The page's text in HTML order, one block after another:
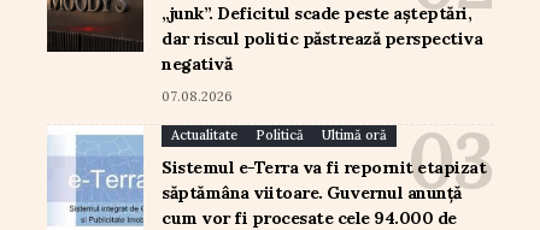
„junk”. Deficitul scade peste așteptări,
dar riscul politic păstrează perspectiva
negativă
07.08.2026
Actualitate Politică Ultimă oră
Sistemul e-Terra va fi repornit etapizat
săptămâna viitoare. Guvernul anunță
cum vor fi procesate cele 94.000 de